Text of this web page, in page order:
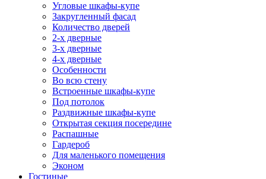
Угловые шкафы-купе
Закругленный фасад
Количество дверей
2-х дверные
3-х дверные
4-х дверные
Особенности
Во всю стену
Встроенные шкафы-купе
Под потолок
Раздвижные шкафы-купе
Открытая секция посередине
Распашные
Гардероб
Для маленького помещения
Эконом
Гостиные